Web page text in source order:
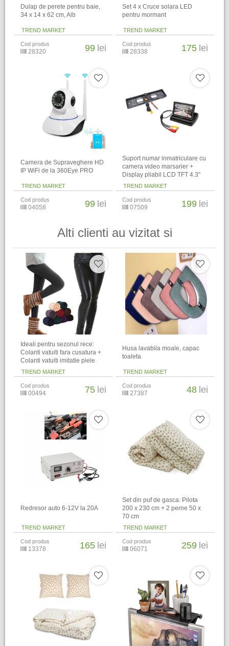
Dulap de perete pentru baie,
34 x 14 x 62 cm​, Alb
TREND MARKET
Cod produs
28320 99 lei
Set 4 x Cruce solara LED
pentru mormant
TREND MARKET
Cod produs
28338 175 lei
Camera de Supraveghere HD
IP WiFi de la 360Eye PRO
TREND MARKET
Cod produs
04058 99 lei
Suport numar inmatriculare cu
camera video marsarier +
Display pliabil LCD TFT 4.3"
TREND MARKET
Cod produs
07509 199 lei
Alti clienti au vizitat si
Ideali pentru sezonul rece:
Colanti vatuiti fara cusatura +
Colanti vatuiti imitatie piele
TREND MARKET
Cod produs
00494 75 lei
Husa lavabila moale, capac
toaleta
TREND MARKET
Cod produs
27387 48 lei
Redresor auto 6-12V la 20A
TREND MARKET
Cod produs
13378 165 lei
Set din puf de gasca: Pilota
200 x 230 cm + 2 perne 50 x
70 cm
TREND MARKET
Cod produs
06071 259 lei